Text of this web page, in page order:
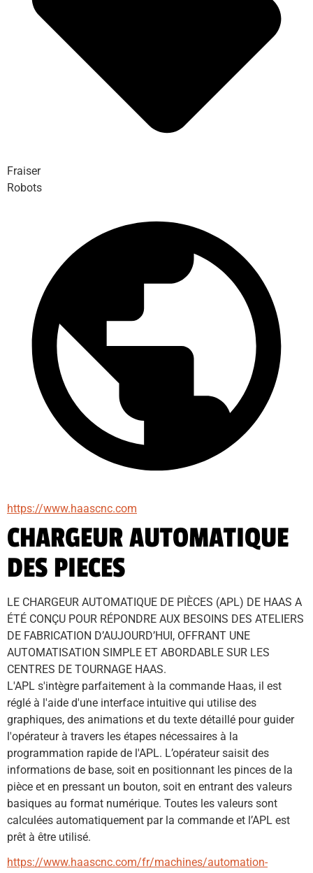
Fraiser
Robots
https://www.haascnc.com
CHARGEUR AUTOMATIQUE
DES PIECES
LE CHARGEUR AUTOMATIQUE DE PIÈCES (APL) DE HAAS A
ÉTÉ CONÇU POUR RÉPONDRE AUX BESOINS DES ATELIERS
DE FABRICATION D’AUJOURD’HUI, OFFRANT UNE
AUTOMATISATION SIMPLE ET ABORDABLE SUR LES
CENTRES DE TOURNAGE HAAS.
L'APL s'intègre parfaitement à la commande Haas, il est
réglé à l'aide d'une interface intuitive qui utilise des
graphiques, des animations et du texte détaillé pour guider
l'opérateur à travers les étapes nécessaires à la
programmation rapide de l'APL. L’opérateur saisit des
informations de base, soit en positionnant les pinces de la
pièce et en pressant un bouton, soit en entrant des valeurs
basiques au format numérique. Toutes les valeurs sont
calculées automatiquement par la commande et l’APL est
prêt à être utilisé.
https://www.haascnc.com/fr/machines/automation-